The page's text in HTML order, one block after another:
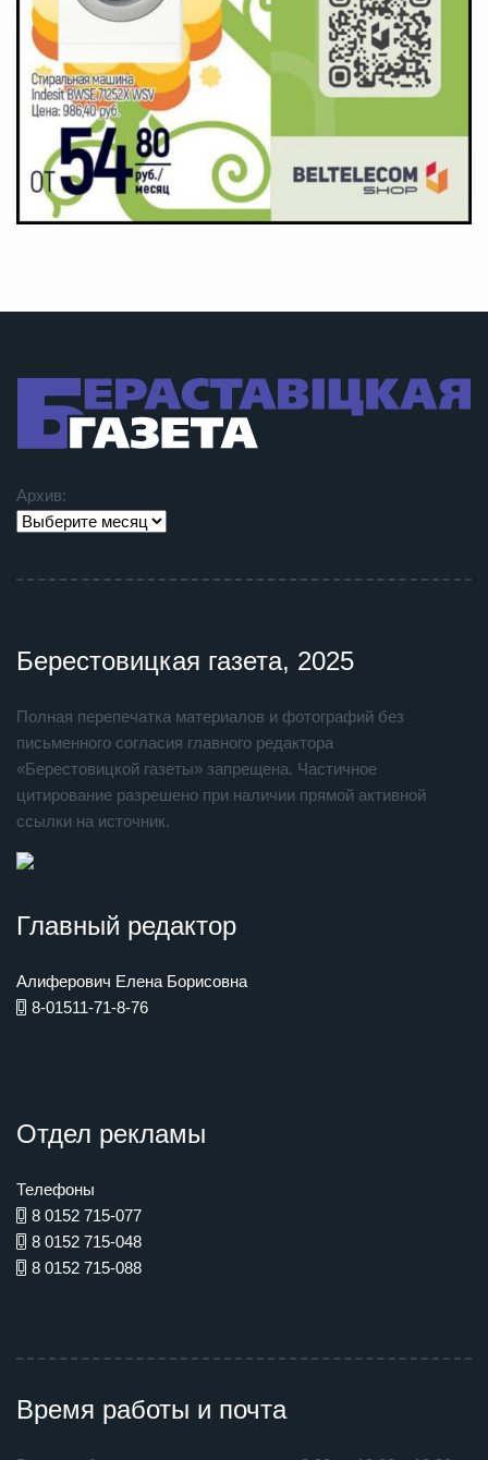
Архив:
Берестовицкая газета, 2025
Полная перепечатка материалов и фотографий без
письменного согласия главного редактора
«Берестовицкой газеты» запрещена. Частичное
цитирование разрешено при наличии прямой активной
ссылки на источник.
Главный редактор
Алиферович Елена Борисовна
8-01511-71-8-76
Отдел рекламы
Телефоны
8 0152 715-077
8 0152 715-048
8 0152 715-088
Время работы и почта